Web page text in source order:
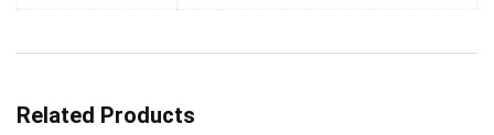
Related Products